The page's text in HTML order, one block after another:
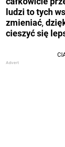
ludzi to tych
zmieniać,
cieszyć się